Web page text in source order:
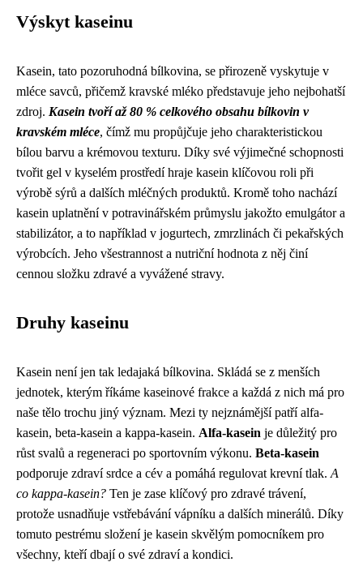
Výskyt kaseinu
Kasein, tato pozoruhodná bílkovina, se přirozeně vyskytuje v
mléce savců, přičemž kravské mléko představuje jeho nejbohatší
zdroj. Kasein tvoří až 80 % celkového obsahu bílkovin v
kravském mléce, čímž mu propůjčuje jeho charakteristickou
bílou barvu a krémovou texturu. Díky své výjimečné schopnosti
tvořit gel v kyselém prostředí hraje kasein klíčovou roli při
výrobě sýrů a dalších mléčných produktů. Kromě toho nachází
kasein uplatnění v potravinářském průmyslu jakožto emulgátor a
stabilizátor, a to například v jogurtech, zmrzlinách či pekařských
výrobcích. Jeho všestrannost a nutriční hodnota z něj činí
cennou složku zdravé a vyvážené stravy.
Druhy kaseinu
Kasein není jen tak ledajaká bílkovina. Skládá se z menších
jednotek, kterým říkáme kaseinové frakce a každá z nich má pro
naše tělo trochu jiný význam. Mezi ty nejznámější patří alfa-
kasein, beta-kasein a kappa-kasein. Alfa-kasein je důležitý pro
růst svalů a regeneraci po sportovním výkonu. Beta-kasein
podporuje zdraví srdce a cév a pomáhá regulovat krevní tlak. A
co kappa-kasein? Ten je zase klíčový pro zdravé trávení,
protože usnadňuje vstřebávání vápníku a dalších minerálů. Díky
tomuto pestrému složení je kasein skvělým pomocníkem pro
všechny, kteří dbají o své zdraví a kondici.